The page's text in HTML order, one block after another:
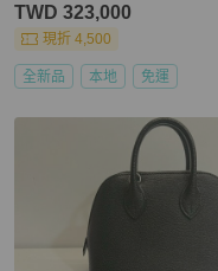
TWD 323,000
現折 4,500
全新品 本地 免運